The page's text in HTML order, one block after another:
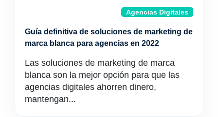
Agencias Digitales
Guía definitiva de soluciones de marketing de
marca blanca para agencias en 2022
Las soluciones de marketing de marca
blanca son la mejor opción para que las
agencias digitales ahorren dinero,
mantengan...